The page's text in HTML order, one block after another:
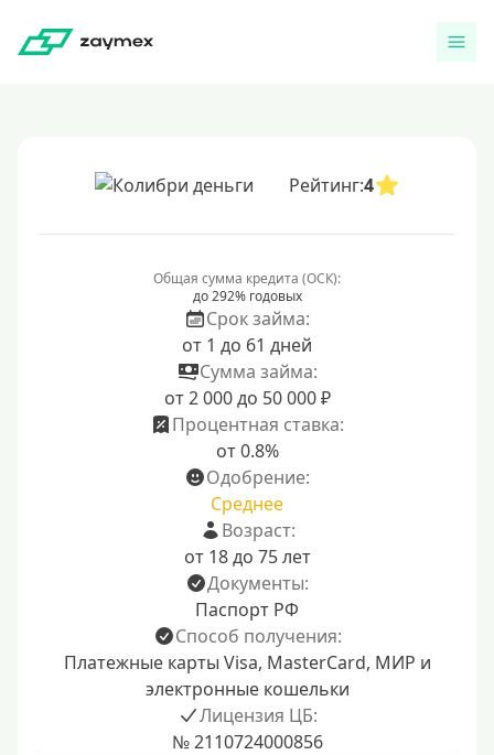
Рейтинг:4
Общая сумма кредита (ОСК):
до 292% годовых
Срок займа:
от 1 до 61 дней
Сумма займа:
от 2 000 до 50 000 ₽
Процентная ставка:
от 0.8%
Одобрение:
Среднее
Возраст:
от 18 до 75 лет
Документы:
Паспорт РФ
Способ получения:
Платежные карты Visa, MasterCard, МИР и
электронные кошельки
Лицензия ЦБ:
№ 2110724000856